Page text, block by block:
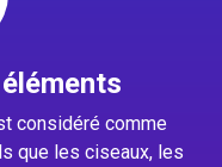
considéré comme
que les ciseaux, les